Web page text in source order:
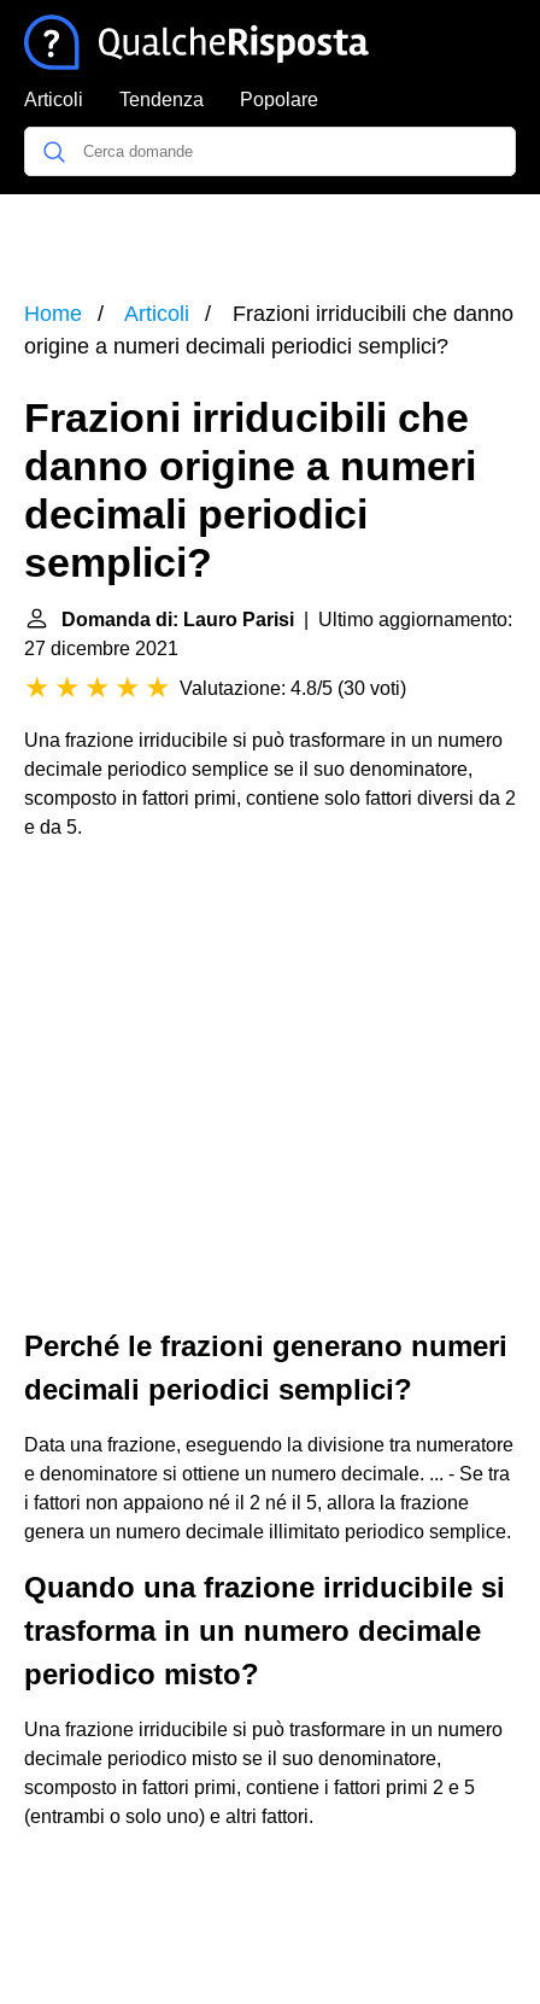
Articoli Tendenza Popolare
Home Articoli
Frazioni irriducibili che danno
origine a numeri decimali periodici semplici?
Frazioni irriducibili che
danno origine a numeri
decimali periodici
semplici?
Domanda di: Lauro Parisi | Ultimo aggiornamento:
27 dicembre 2021
Valutazione: 4.8/5 (30 voti)
Una frazione irriducibile si può trasformare in un numero
decimale periodico semplice se il suo denominatore,
scomposto in fattori primi, contiene solo fattori diversi da 2
e da 5.
Perché le frazioni generano numeri
decimali periodici semplici?
Data una frazione, eseguendo la divisione tra numeratore
e denominatore si ottiene un numero decimale. ... - Se tra
i fattori non appaiono né il 2 né il 5, allora la frazione
genera un numero decimale illimitato periodico semplice.
Quando una frazione irriducibile si
trasforma in un numero decimale
periodico misto?
Una frazione irriducibile si può trasformare in un numero
decimale periodico misto se il suo denominatore,
scomposto in fattori primi, contiene i fattori primi 2 e 5
(entrambi o solo uno) e altri fattori.